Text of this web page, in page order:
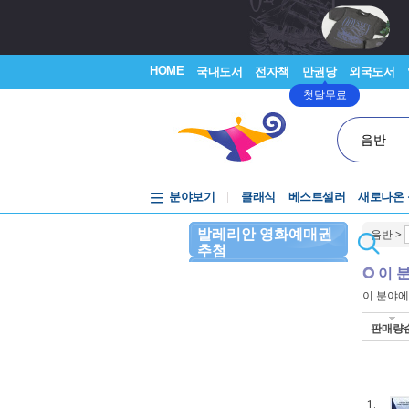
HOME 국내도서 전자책 만권당
첫달무료
외국도서
음반
분야보기 클래식 베스트셀러 새로나온
발레리안 영화예매권
추첨
음반>
이
이 분야
판매량
1.